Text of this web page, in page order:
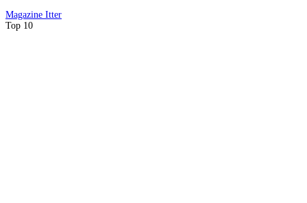
Magazine Itter
Top 10